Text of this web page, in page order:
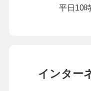
平日10
インター